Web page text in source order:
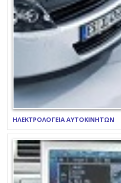
ΗΛΕΚΤΡΟΛΟΓΕΙΑ ΑΥΤΟΚΙΝΗΤΩΝ